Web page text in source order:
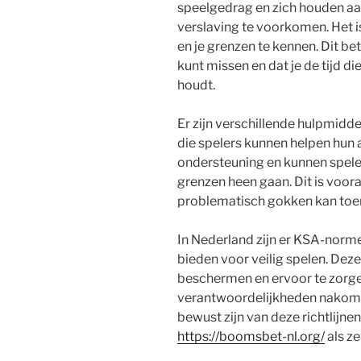
speelgedrag en zich houden
verslaving te voorkomen. Het
en je grenzen te kennen. Dit
kunt missen en dat je de tijd
houdt.
Er zijn verschillende
die spelers kunnen helpen
ondersteuning en kunnen
grenzen heen gaan. Dit is
problematisch gokken kan
In Nederland zijn er KSA-
bieden voor veilig spelen.
beschermen en ervoor te
verantwoordelijkheden
bewust zijn van deze
https://boomsbet-nl.org/als